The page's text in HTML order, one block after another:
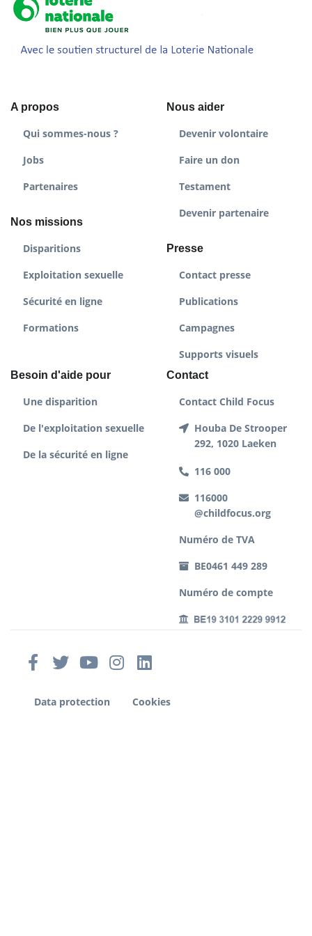
A propos
Qui sommes-nous ?
Jobs
Partenaires
Nos missions
Disparitions
Exploitation sexuelle
Sécurité en ligne
Formations
Nous aider
Devenir volontaire
Faire un don
Testament
Devenir partenaire
Presse
Contact presse
Publications
Campagnes
Supports visuels
Besoin d'aide pour
Une disparition
De l'exploitation sexuelle
De la sécurité en ligne
Contact
Contact Child Focus
Houba De Strooper
292, 1020 Laeken
116 000
116000
@childfocus.org
Numéro de TVA
BE0461 449 289
Numéro de compte
Data protection Cookies